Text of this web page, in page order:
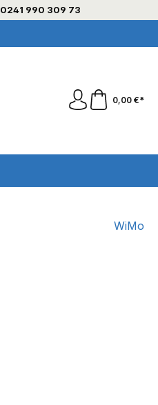
0241 990 309 73
0,00 €*
WiMo